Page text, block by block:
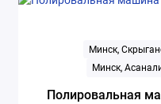
Минск,
Минск,
Полировальная